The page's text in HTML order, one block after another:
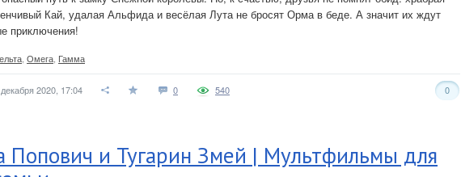
Кай, удалая Альфида и весёлая Лута не бросят Орма в беде. А значит их ждут
приключения!
Омега Гамма
2020, 17:04 0 0
540
Попович и Тугарин Змей | Мультфильмы для